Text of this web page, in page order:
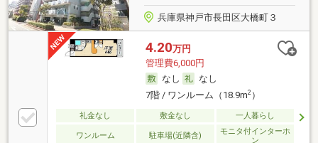
兵庫県神戸市長田区大橋町３
4.20万円
管理費6,000円
なし
なし
7階 / ワンルーム（18.9m2）
礼金なし 敷金なし 一人暮らし
ワンルーム 駐車場(近隣含)
モニタ付インターホ
ン